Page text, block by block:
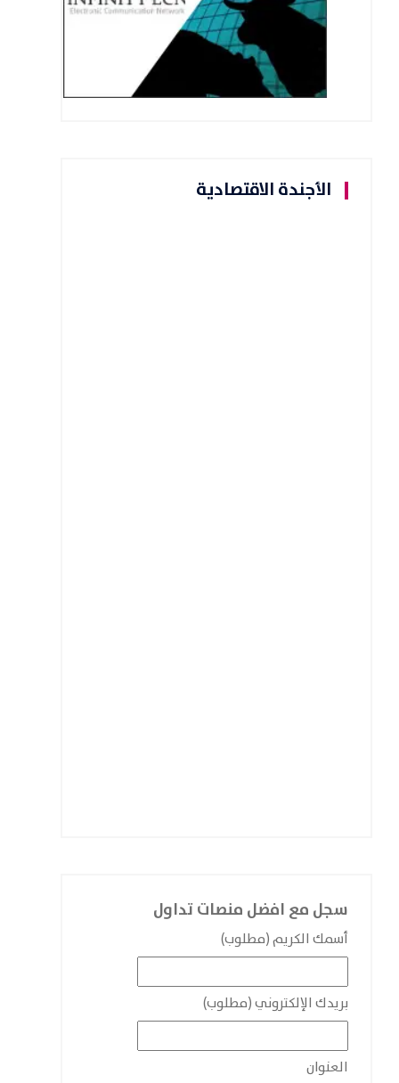
الأجندة الاقتصادية
سجل مع افضل منصات تداول
أسمك الكريم (مطلوب)
بريدك الإلكتروني (مطلوب)
العنوان